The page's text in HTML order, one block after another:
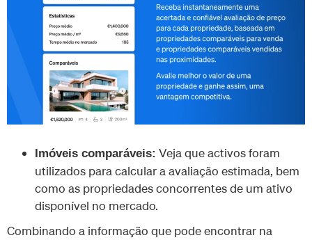
Imóveis comparáveis: Veja que activos foram
utilizados para calcular a avaliação estimada, bem
como as propriedades concorrentes de um ativo
disponível no mercado.
Combinando a informação que pode encontrar na